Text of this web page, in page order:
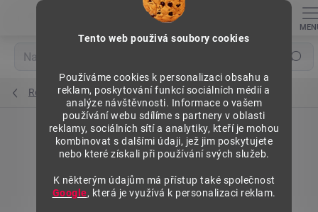
Tento web použivá soubory cookies
Používáme cookies k personalizaci obsahu a
reklam, poskytování funkcí sociálních médií a
analýze návštěvnosti. Informace o vašem
používání webu sdílíme s partnery v oblasti
reklamy, sociálních sítí a analytiky, kteří je mohou
kombinovat s dalšími údaji, jež jim poskytujete
nebo které získali při používání svých služeb.
K některým údajům má přístup také společnost
Google, která je využívá k personalizaci reklam.
Hledat
Regály výška 1972 mm, základní moduly